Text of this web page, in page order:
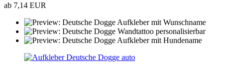
ab 7,14 EUR